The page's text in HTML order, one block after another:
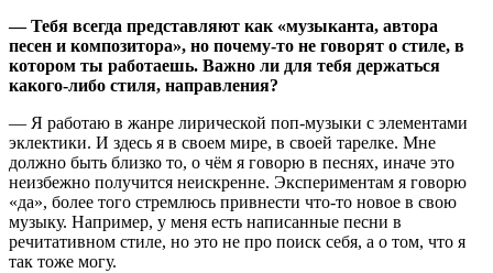
— Тебя всегда представляют как «музыканта, автора
песен и композитора», но почему-то не говорят о стиле, в
котором ты работаешь. Важно ли для тебя держаться
какого-либо стиля, направления?
— Я работаю в жанре лирической поп-музыки с элементами
эклектики. И здесь я в своем мире, в своей тарелке. Мне
должно быть близко то, о чём я говорю в песнях, иначе это
неизбежно получится неискренне. Экспериментам я говорю
«да», более того стремлюсь привнести что-то новое в свою
музыку. Например, у меня есть написанные песни в
речитативном стиле, но это не про поиск себя, а о том, что я
так тоже могу.